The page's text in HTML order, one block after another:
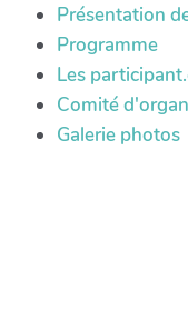
Présentation
Programme
Les
Comité
Galerie photos